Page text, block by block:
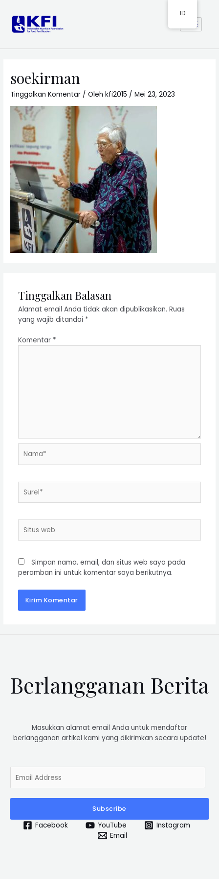
soekirman
Tinggalkan Komentar / Olehkfi2015 /Mei 23, 2023
Tinggalkan Balasan
Alamat email Anda tidak akan dipublikasikan. Ruas
yang wajib ditandai *
Komentar *
Simpan nama, email, dan situs web saya pada
peramban ini untuk komentar saya berikutnya.
Berlangganan Berita
Masukkan alamat email Anda untuk mendaftar
berlangganan artikel kami yang dikirimkan secara update!
m
i
Subscribe
Facebook YouTube
Instagram
Email
ID